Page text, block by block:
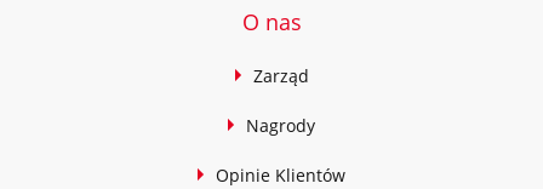
O nas
Zarząd
Nagrody
Opinie Klientów